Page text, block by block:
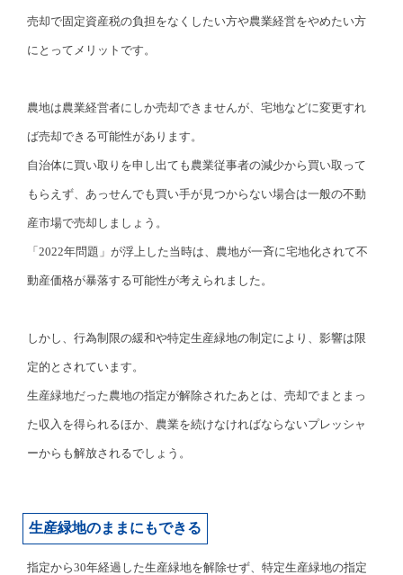
売却で固定資産税の負担をなくしたい方や農業経営をやめたい方
にとってメリットです。
農地は農業経営者にしか売却できませんが、宅地などに変更すれ
ば売却できる可能性があります。
自治体に買い取りを申し出ても農業従事者の減少から買い取って
もらえず、あっせんでも買い手が見つからない場合は一般の不動
産市場で売却しましょう。
「2022年問題」が浮上した当時は、農地が一斉に宅地化されて不
動産価格が暴落する可能性が考えられました。
しかし、行為制限の緩和や特定生産緑地の制定により、影響は限
定的とされています。
生産緑地だった農地の指定が解除されたあとは、売却でまとまっ
た収入を得られるほか、農業を続けなければならないプレッシャ
ーからも解放されるでしょう。
生産緑地のままにもできる
指定から30年経過した生産緑地を解除せず、特定生産緑地の指定